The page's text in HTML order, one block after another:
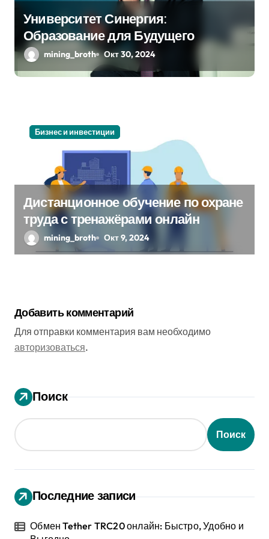
Университет Синергия:
Образование для Будущего
mining_broth Окт 30, 2024
Бизнес и инвестиции
Дистанционное обучение по охране
труда с тренажёрами онлайн
mining_broth Окт 9, 2024
Добавить комментарий
Для отправки комментария вам необходимо
авторизоваться.
Поиск
Поиск
Последние записи
Обмен Tether TRC20 онлайн: Быстро, Удобно и